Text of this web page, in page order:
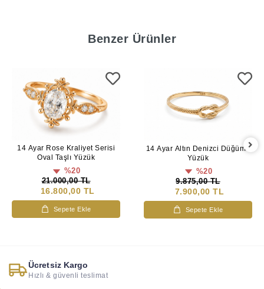
Benzer Ürünler
14 Ayar Rose Kraliyet Serisi
Oval Taşlı Yüzük
%20
21.000,00 TL
16.800,00 TL
Sepete Ekle
14 Ayar Altın Denizci Düğümü
Yüzük
%20
9.875,00 TL
7.900,00 TL
Sepete Ekle
Ücretsiz Kargo
Hızlı & güvenli teslimat